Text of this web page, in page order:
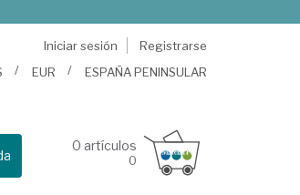
Iniciar sesión
Registrarse
EUR ESPAÑA PENINSULAR
0 artículos
0